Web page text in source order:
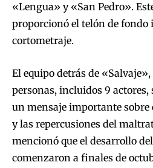
«Lengua» y «San Pedro».
proporcionó el telón de fondo
cortometraje.
El equipo detrás de
personas, incluidos 9
un mensaje importante sobre
y las repercusiones del
mencionó que el desarrollo
comenzaron a finales de